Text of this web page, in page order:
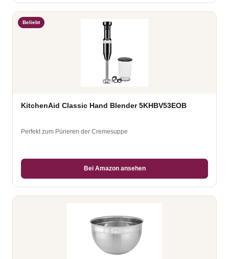
Beliebt
KitchenAid Classic Hand Blender 5KHBV53EOB
Perfekt zum Pürieren der Cremesuppe
Bei Amazon ansehen